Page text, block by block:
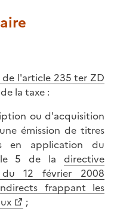
de l'article 235 ter ZD
la taxe :
ou d'acquisition
émission de titres
en application du
5 de la directive
12 février 2008
frappant les
;